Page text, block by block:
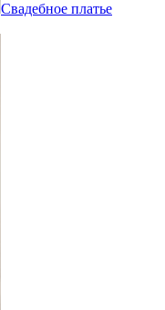
Свадебное платье